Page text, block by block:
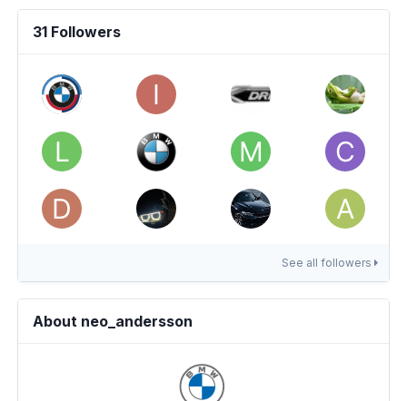
31 Followers
See all followers
About neo_andersson